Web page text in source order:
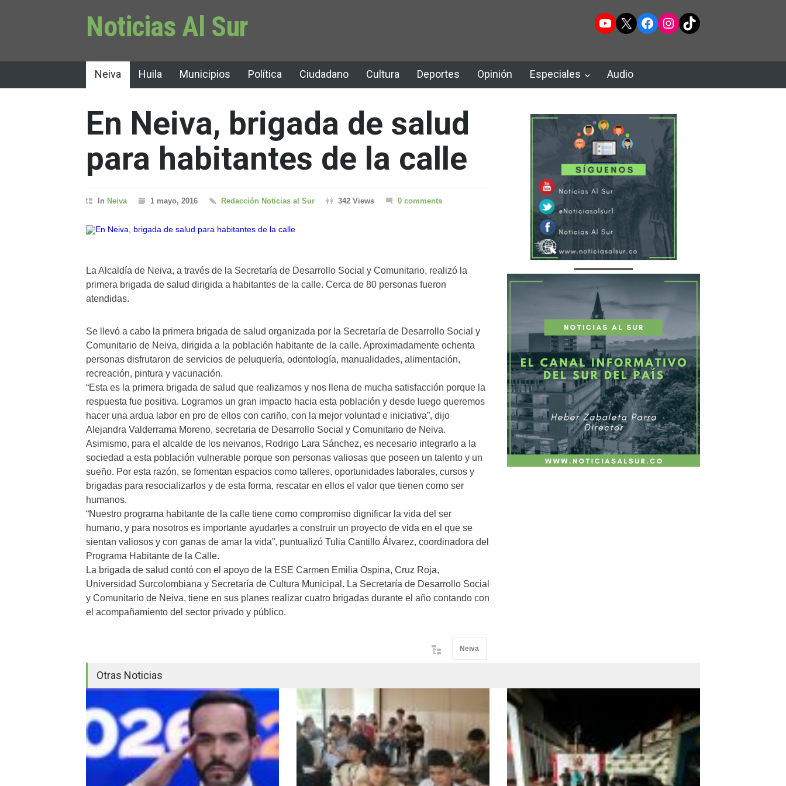
Noticias Al Sur YouTube
X Facebook
Instagram
TikTok
Neiva Huila Municipios Política Ciudadano Cultura Deportes Opinión Especiales Audio
En Neiva, brigada de salud
para habitantes de la calle
In Neiva 1 mayo, 2016 Redacción Noticias al Sur 342 Views 0 comments
La Alcaldía de Neiva, a través de la Secretaría de Desarrollo Social y Comunitario, realizó la
primera brigada de salud dirigida a habitantes de la calle. Cerca de 80 personas fueron
atendidas.
Se llevó a cabo la primera brigada de salud organizada por la Secretaría de Desarrollo Social y
Comunitario de Neiva, dirigida a la población habitante de la calle. Aproximadamente ochenta
personas disfrutaron de servicios de peluquería, odontología, manualidades, alimentación,
recreación, pintura y vacunación.
“Esta es la primera brigada de salud que realizamos y nos llena de mucha satisfacción porque la
respuesta fue positiva. Logramos un gran impacto hacia esta población y desde luego queremos
hacer una ardua labor en pro de ellos con cariño, con la mejor voluntad e iniciativa”, dijo
Alejandra Valderrama Moreno, secretaria de Desarrollo Social y Comunitario de Neiva.
Asimismo, para el alcalde de los neivanos, Rodrigo Lara Sánchez, es necesario integrarlo a la
sociedad a esta población vulnerable porque son personas valiosas que poseen un talento y un
sueño. Por esta razón, se fomentan espacios como talleres, oportunidades laborales, cursos y
brigadas para resocializarlos y de esta forma, rescatar en ellos el valor que tienen como ser
humanos.
“Nuestro programa habitante de la calle tiene como compromiso dignificar la vida del ser
humano, y para nosotros es importante ayudarles a construir un proyecto de vida en el que se
sientan valiosos y con ganas de amar la vida”, puntualizó Tulia Cantillo Álvarez, coordinadora del
Programa Habitante de la Calle.
La brigada de salud contó con el apoyo de la ESE Carmen Emilia Ospina, Cruz Roja,
Universidad Surcolombiana y Secretaría de Cultura Municipal. La Secretaría de Desarrollo Social
y Comunitario de Neiva, tiene en sus planes realizar cuatro brigadas durante el año contando con
el acompañamiento del sector privado y público.
Neiva
Otras Noticias